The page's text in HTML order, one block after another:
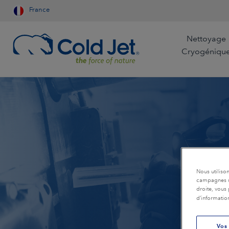
France
Nettoyage
Aérospatiale et Aviation
Entreprises de nettoyage Industrie du bois
Agroalimentaire Fonderie
Fabrication de dispositifs
Exploitation
l'industrie alimentaire
Production de glace
carbonique pour les
Nous
campagnes
droite, vous